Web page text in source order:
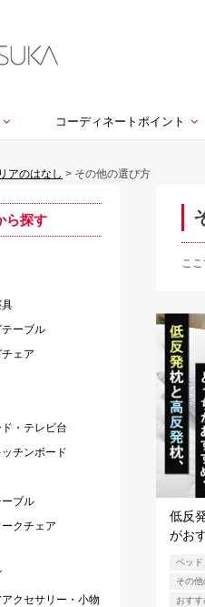
コーディネートポイント
アのはなし > その他の選び方
こ
低反
がお
ベッド
その
おす
ら探す
ーブル
ェア
・テレビ台
チンボード
ーブル
クチェア
クセサリー・小物